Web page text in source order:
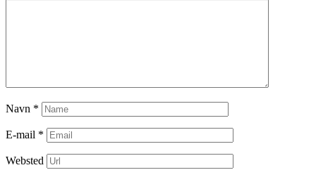
Navn *
E-mail *
Websted